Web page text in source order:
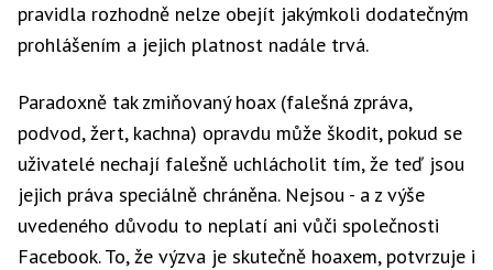
pravidla rozhodně nelze obejít jakýmkoli dodatečným
prohlášením a jejich platnost nadále trvá.
Paradoxně tak zmiňovaný hoax (falešná zpráva,
podvod, žert, kachna) opravdu může škodit, pokud se
uživatelé nechají falešně uchlácholit tím, že teď jsou
jejich práva speciálně chráněna. Nejsou - a z výše
uvedeného důvodu to neplatí ani vůči společnosti
Facebook. To, že výzva je skutečně hoaxem, potvrzuje i